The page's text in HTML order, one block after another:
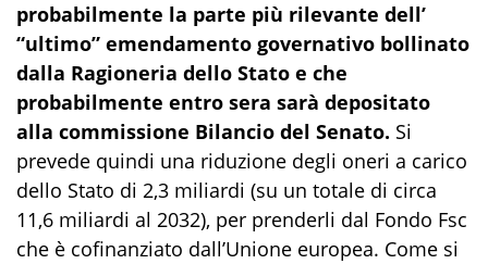
probabilmente la parte più rilevante dell’
“ultimo” emendamento governativo bollinato
dalla Ragioneria dello Stato e che
probabilmente entro sera sarà depositato
alla commissione Bilancio del Senato. Si
prevede quindi una riduzione degli oneri a carico
dello Stato di 2,3 miliardi (su un totale di circa
11,6 miliardi al 2032), per prenderli dal Fondo Fsc
che è cofinanziato dall’Unione europea. Come si